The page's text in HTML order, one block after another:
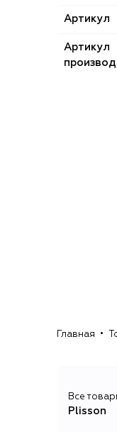
Артикул
Артикул
Главная
Все
Plisson